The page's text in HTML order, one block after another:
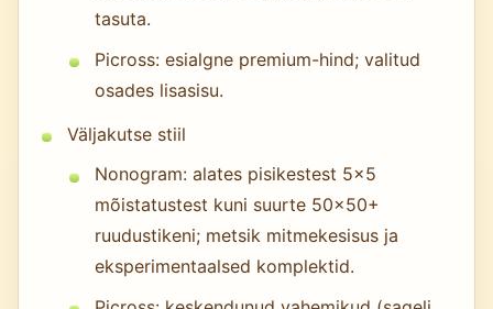
tasuta.
Picross: esialgne premium-hind; valitud
osades lisasisu.
Väljakutse stiil
Nonogram: alates pisikestest 5×5
mõistatustest kuni suurte 50×50+
ruudustikeni; metsik mitmekesisus ja
eksperimentaalsed komplektid.